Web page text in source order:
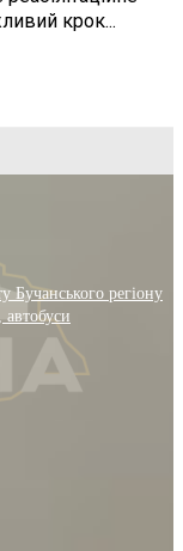
крок...
Бучанського регіону